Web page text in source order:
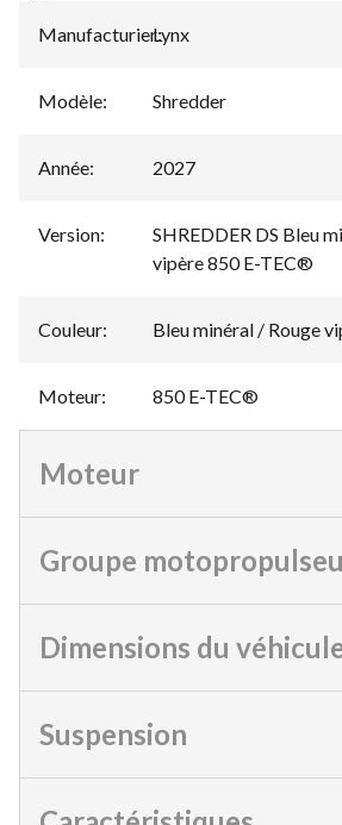
Manufacturier:
Lynx
Modèle: Shredder
Année: 2027
Version:
SHREDDER DS Bleu
vipère 850 E-TEC®
Couleur: Bleu minéral / Rouge
Moteur: 850 E-TEC®
Moteur
Groupe
Dimensions du
Suspension